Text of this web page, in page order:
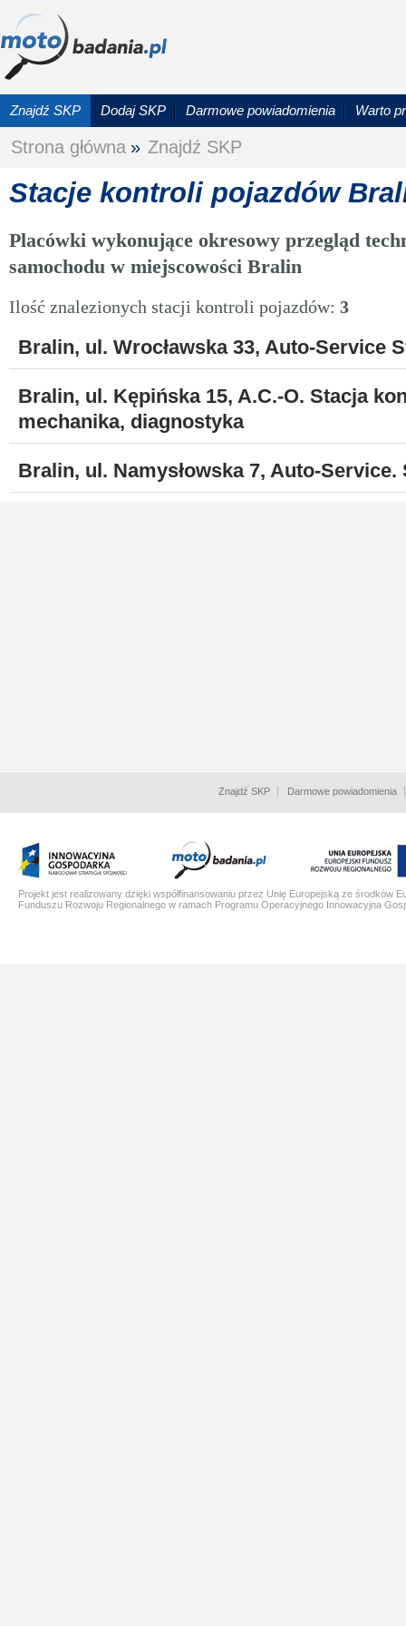
Znajdź SKP Dodaj SKP Darmowe powiadomienia Warto
Strona główna » Znajdź SKP
Stacje kontroli pojazdów
Placówki wykonujące okresowy przegląd
samochodu w miejscowości Bralin
Ilość znalezionych stacji kontroli pojazdów: 3
Bralin, ul. Wrocławska 33, Auto-Service
Bralin, ul. Kępińska 15, A.C.-O. Stacja
mechanika, diagnostyka
Bralin, ul. Namysłowska 7, Auto-
Znajdź SKP Darmowe powiadomienia
Projekt jest realizowany dzięki współfinansowaniu przez Unię Europejską ze środków
Funduszu Rozwoju Regionalnego w ramach Programu Operacyjnego Innowacyjna